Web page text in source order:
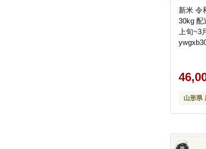
新米 令
30kg 配
上旬~3
山形県